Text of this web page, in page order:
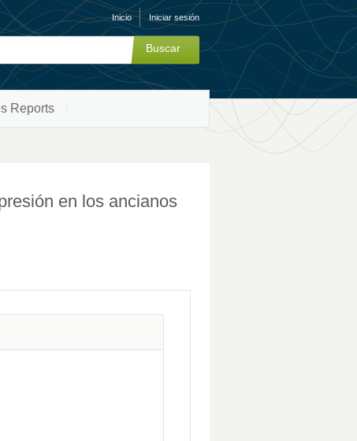
Inicio Iniciar sesión
Reports
en los ancianos